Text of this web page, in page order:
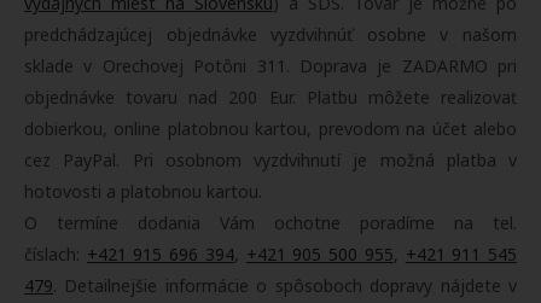
predchádzajúcej objednávke vyzdvihnúť osobne v našom
sklade v Orechovej Potôni 311. Doprava je ZADARMO pri
objednávke tovaru nad 200 Eur. Platbu môžete realizovať
dobierkou, online platobnou kartou, prevodom na účet alebo
cez PayPal. Pri osobnom vyzdvihnutí je možná platba v
hotovosti a platobnou kartou.
O termíne dodania Vám ochotne poradíme na tel.
číslach: +421 915 696 394, +421 905 500 955, +421 911 545
479. Detailnejšie informácie o spôsoboch dopravy nájdete v